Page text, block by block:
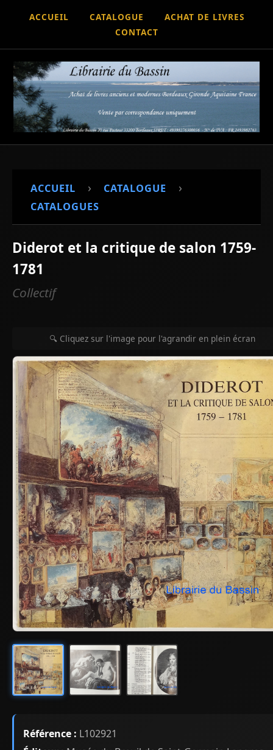
ACCUEIL CATALOGUE
ACHAT DE LIVRES
CONTACT
ACCUEIL › CATALOGUE ›
CATALOGUES
Diderot et la critique de salon 1759-
1781
Collectif
🔍 Cliquez sur l'image pour l'agrandir en plein écran
Référence : L102921